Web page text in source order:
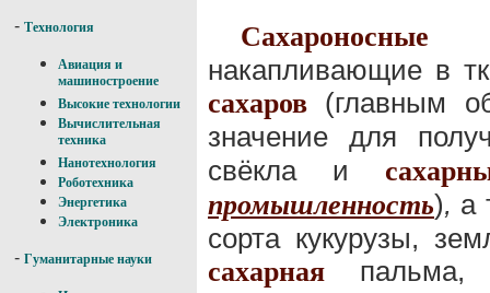
- Технология
Авиация и
машиностроение
Высокие технологии
Вычислительная
техника
Нанотехнология
Роботехника
Энергетика
Электроника
- Гуманитарные науки
Сахароносные
накапливающие в
сахаров (главным
значение для
свёкла и
промышленность), а
сорта кукурузы,
сахарная